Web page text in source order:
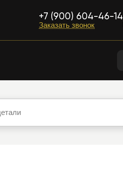
+7 (900) 604-46-14
Заказать звонок